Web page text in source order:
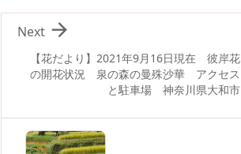
【花だより】2021年9月16日現在 彼岸花
の開花状況 泉の森の曼殊沙華 アクセス
と駐車場 神奈川県大和市

Next